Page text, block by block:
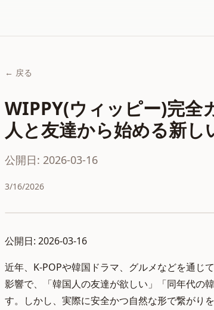
← 戻る
WIPPY(ウィッピー)完全
人と友達から始める新し
公開日: 2026-03-16
3/16/2026
公開日: 2026-03-16
近年、K-POPや韓国ドラマ、グルメなどを通じ
影響で、「韓国人の友達が欲しい」「同年代の
す。しかし、実際に安全かつ自然な形で繋がり